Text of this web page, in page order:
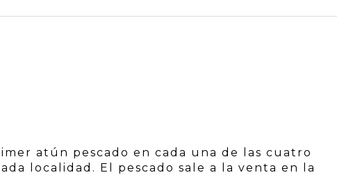
atún pescado en cada una de las cuatro
localidad. El pescado sale a la venta en la